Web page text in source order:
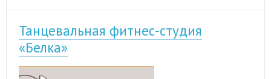
Танцевальная фитнес-студия
«Белка»